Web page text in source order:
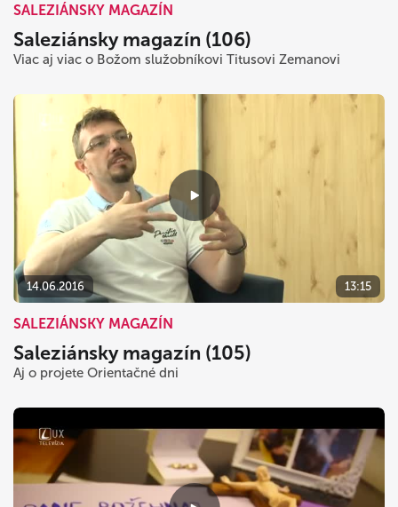
SALEZIÁNSKY MAGAZÍN
Saleziánsky magazín (106)
Viac aj viac o Božom služobníkovi Titusovi Zemanovi
14.06.2016 13:15
SALEZIÁNSKY MAGAZÍN
Saleziánsky magazín (105)
Aj o projete Orientačné dni